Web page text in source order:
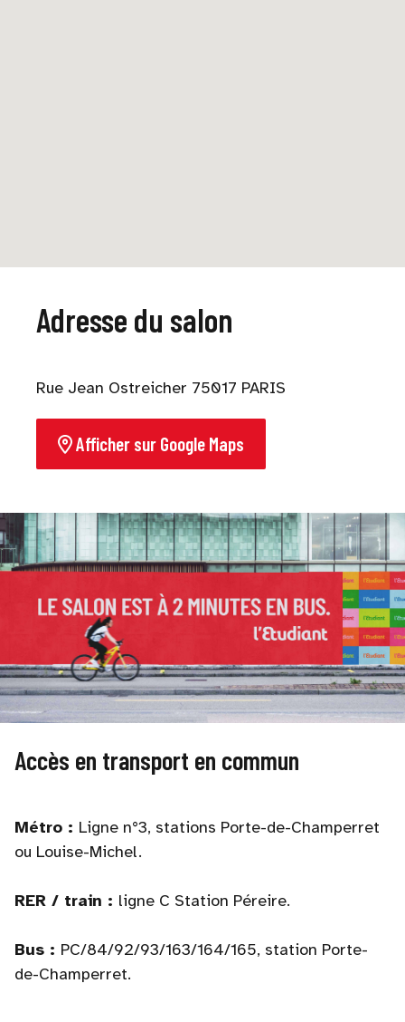
Adresse du salon
Rue Jean Ostreicher 75017 PARIS
Afficher sur Google Maps
Accès en transport en commun
Métro : Ligne n°3, stations Porte-de-Champerret
ou Louise-Michel.
RER / train : ligne C Station Péreire.
Bus : PC/84/92/93/163/164/165, station Porte-
de-Champerret.